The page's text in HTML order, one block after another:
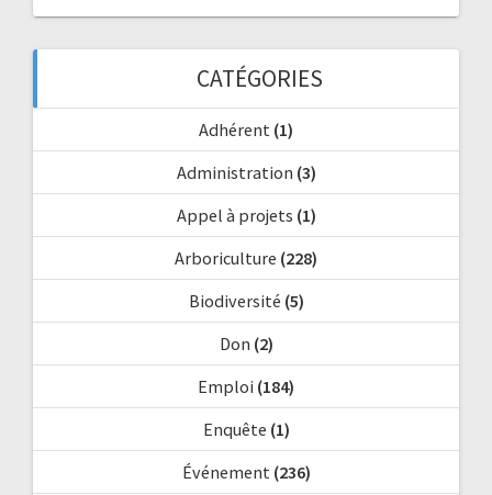
CATÉGORIES
Adhérent (1)
Administration (3)
Appel à projets (1)
Arboriculture (228)
Biodiversité (5)
Don (2)
Emploi (184)
Enquête (1)
Événement (236)